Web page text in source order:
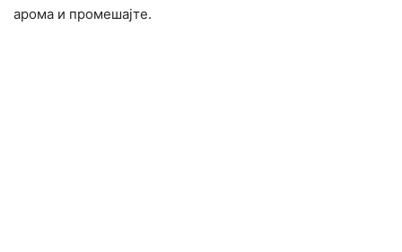
арома и промешајте.